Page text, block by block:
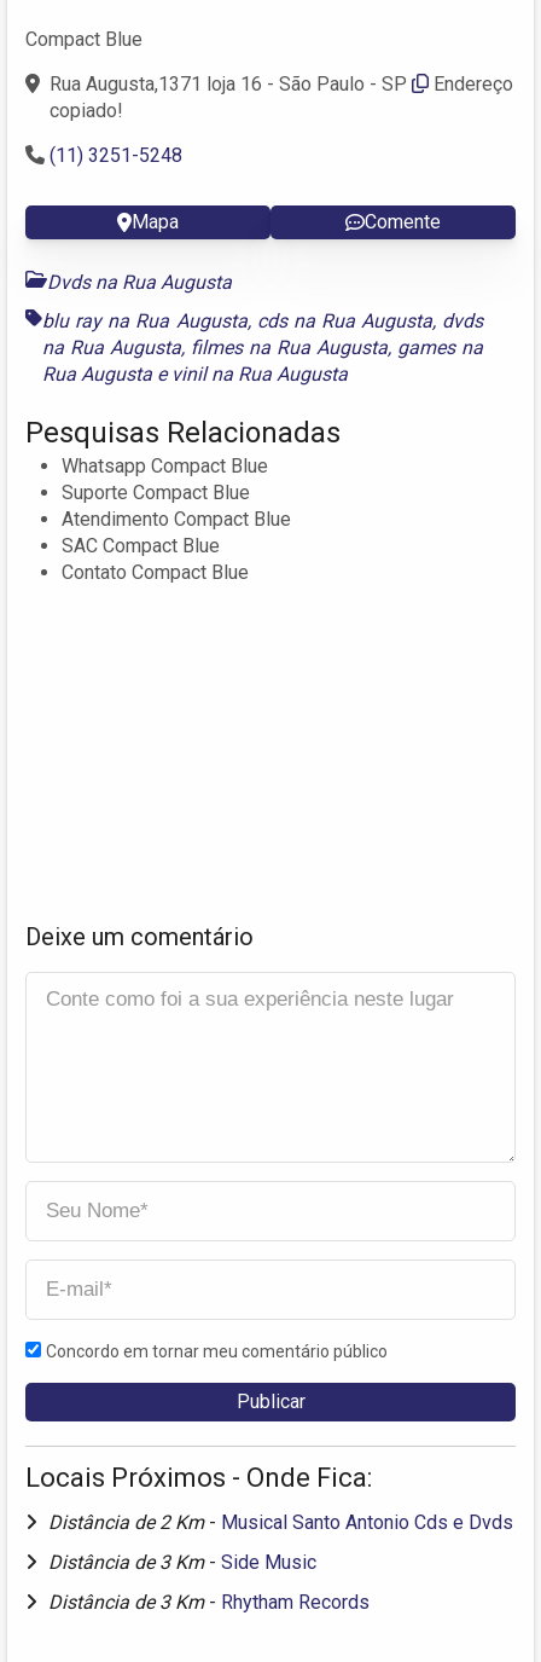
Compact Blue
Rua Augusta,1371 loja 16 - São Paulo - SP
Endereço
copiado!
(11) 3251-5248
Mapa Comente
Dvds na Rua Augusta
blu ray na Rua Augusta, cds na Rua Augusta, dvds
na Rua Augusta, filmes na Rua Augusta, games na
Rua Augusta e vinil na Rua Augusta
Pesquisas Relacionadas
Whatsapp Compact Blue
Suporte Compact Blue
Atendimento Compact Blue
SAC Compact Blue
Contato Compact Blue
Deixe um comentário
Concordo em tornar meu comentário público
Locais Próximos - Onde Fica:
Distância de 2 Km - Musical Santo Antonio Cds e Dvds
Distância de 3 Km - Side Music
Distância de 3 Km - Rhytham Records